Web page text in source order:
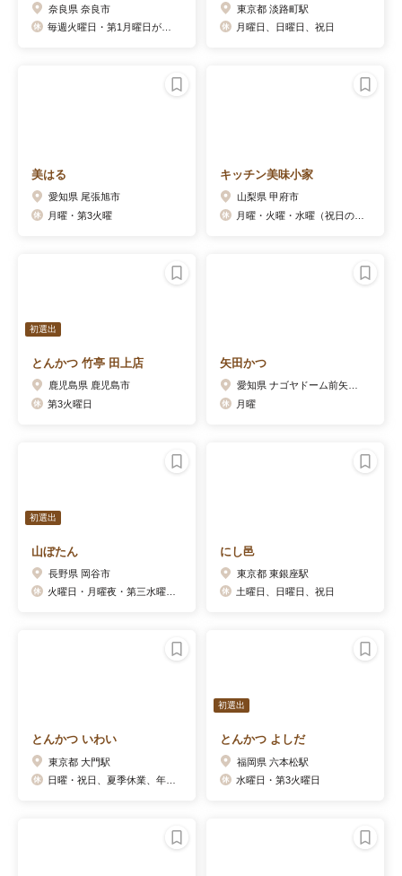
奈良県 奈良市
東京都 淡路町駅
月曜日、日曜日、祝日
美はる
愛知県 尾張旭市
月曜・第3火曜
キッチン美味小家
山梨県 甲府市
初選出
とんかつ 竹亭 田上店
鹿児島県 鹿児島市
第3火曜日
矢田かつ
月曜
初選出
山ぼたん
長野県 岡谷市
にし邑
東京都 東銀座駅
土曜日、日曜日、祝日
とんかつ いわい
東京都 大門駅
初選出
とんかつ よしだ
福岡県 六本松駅
水曜日・第3火曜日